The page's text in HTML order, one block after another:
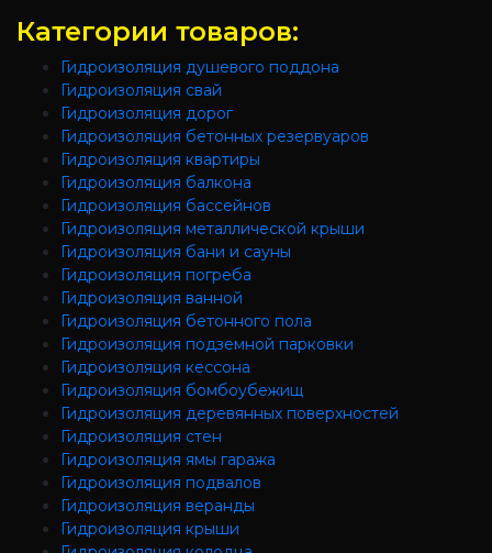
Категории товаров:
Гидроизоляция душевого поддона
Гидроизоляция свай
Гидроизоляция дорог
Гидроизоляция бетонных резервуаров
Гидроизоляция квартиры
Гидроизоляция балкона
Гидроизоляция бассейнов
Гидроизоляция металлической крыши
Гидроизоляция бани и сауны
Гидроизоляция погреба
Гидроизоляция ванной
Гидроизоляция бетонного пола
Гидроизоляция подземной парковки
Гидроизоляция кессона
Гидроизоляция бомбоубежищ
Гидроизоляция деревянных поверхностей
Гидроизоляция стен
Гидроизоляция ямы гаража
Гидроизоляция подвалов
Гидроизоляция веранды
Гидроизоляция крыши